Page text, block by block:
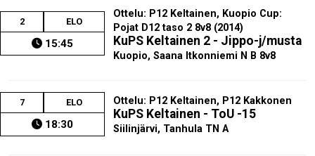
2 ELO
15:45
Ottelu: P12 Keltainen, Kuopio Cup:
Pojat D12 taso 2 8v8 (2014)
KuPS Keltainen 2 - Jippo-j/musta
Kuopio, Saana Itkonniemi N B 8v8
7 ELO
18:30
Ottelu: P12 Keltainen, P12 Kakkonen
KuPS Keltainen - ToU -15
Siilinjärvi, Tanhula TN A